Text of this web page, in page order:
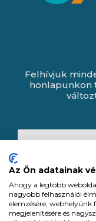
Felhívjuk
honlapunkon
Az Ön adatainak
Ahogy a legtöbb
nagyobb felhasználói
elemzésére, webhelyünk
megjelenítésére és